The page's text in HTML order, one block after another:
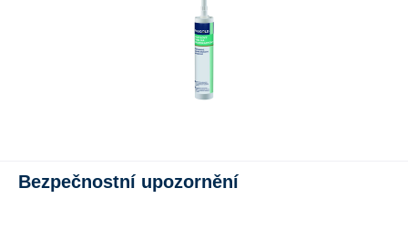
Bezpečnostní upozornění